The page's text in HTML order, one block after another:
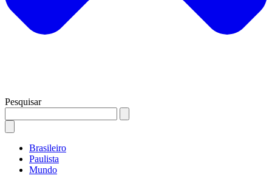
Pesquisar
Brasileiro
Paulista
Mundo